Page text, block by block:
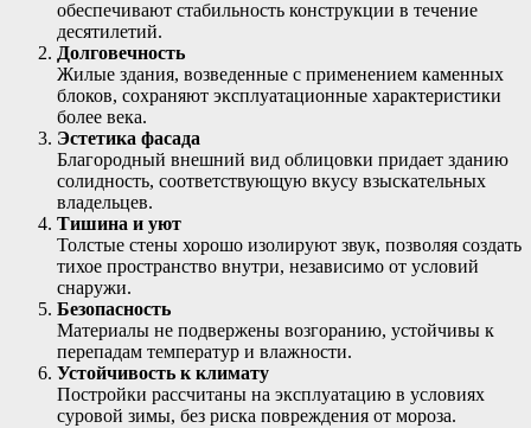
обеспечивают стабильность конструкции в течение
десятилетий.
Долговечность
Жилые здания, возведенные с применением каменных
блоков, сохраняют эксплуатационные характеристики
более века.
Эстетика фасада
Благородный внешний вид облицовки придает зданию
солидность, соответствующую вкусу взыскательных
владельцев.
Тишина и уют
Толстые стены хорошо изолируют звук, позволяя создать
тихое пространство внутри, независимо от условий
снаружи.
Безопасность
Материалы не подвержены возгоранию, устойчивы к
перепадам температур и влажности.
Устойчивость к климату
Постройки рассчитаны на эксплуатацию в условиях
суровой зимы, без риска повреждения от мороза.